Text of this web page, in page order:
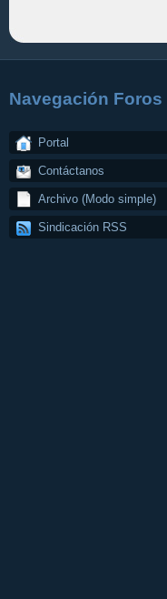
Navegación Foros
Portal
Contáctanos
Archivo (Modo simple)
Sindicación RSS